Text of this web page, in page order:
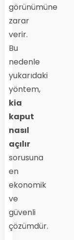
görünümüne
zarar
verir.
Bu
nedenle
yukarıdaki
yöntem,
kia
kaput
nasıl
açılır
sorusuna
en
ekonomik
ve
güvenli
çözümdür.